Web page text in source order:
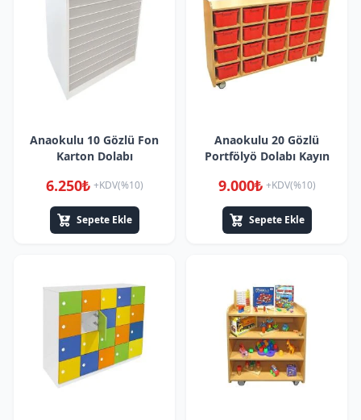
Anaokulu 10 Gözlü Fon
Karton Dolabı
6.250₺ +KDV(%10)
Sepete Ekle
Anaokulu 20 Gözlü
Portfölyö Dolabı Kayın
9.000₺ +KDV(%10)
Sepete Ekle